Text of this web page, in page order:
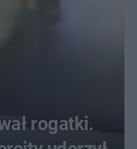
rogatki.